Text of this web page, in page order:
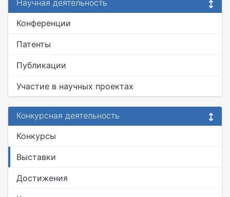
Научная деятельность
Конференции
Патенты
Публикации
Участие в научных проектах
Конкурсная деятельность
Конкурсы
Выставки
Достижения